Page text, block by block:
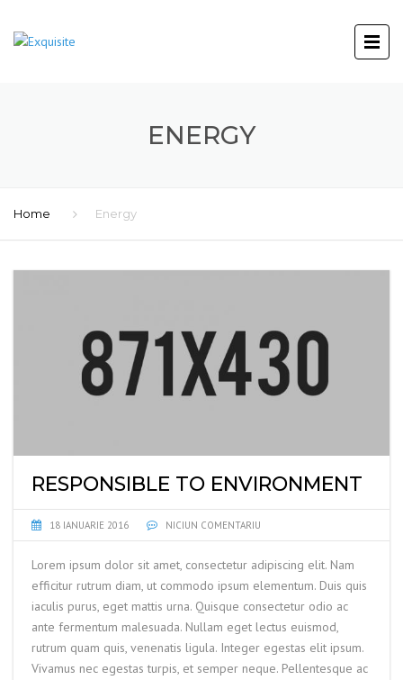
ENERGY
Home Energy
RESPONSIBLE TO ENVIRONMENT
18 IANUARIE 2016 NICIUN COMENTARIU
Lorem ipsum dolor sit amet, consectetur adipiscing elit. Nam
efficitur rutrum diam, ut commodo ipsum elementum. Duis quis
iaculis purus, eget mattis urna. Quisque consectetur odio ac
ante fermentum malesuada. Nullam eget lectus euismod,
rutrum quam quis, venenatis ligula. Integer egestas elit ipsum.
Vivamus nec egestas turpis, et semper neque. Pellentesque ac